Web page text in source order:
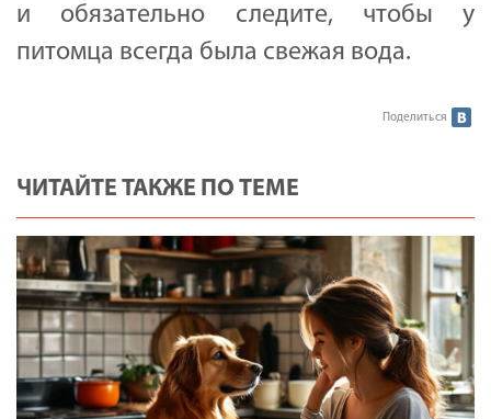
и обязательно следите, чтобы у
питомца всегда была свежая вода.
Поделиться
ЧИТАЙТЕ ТАКЖЕ ПО ТЕМЕ